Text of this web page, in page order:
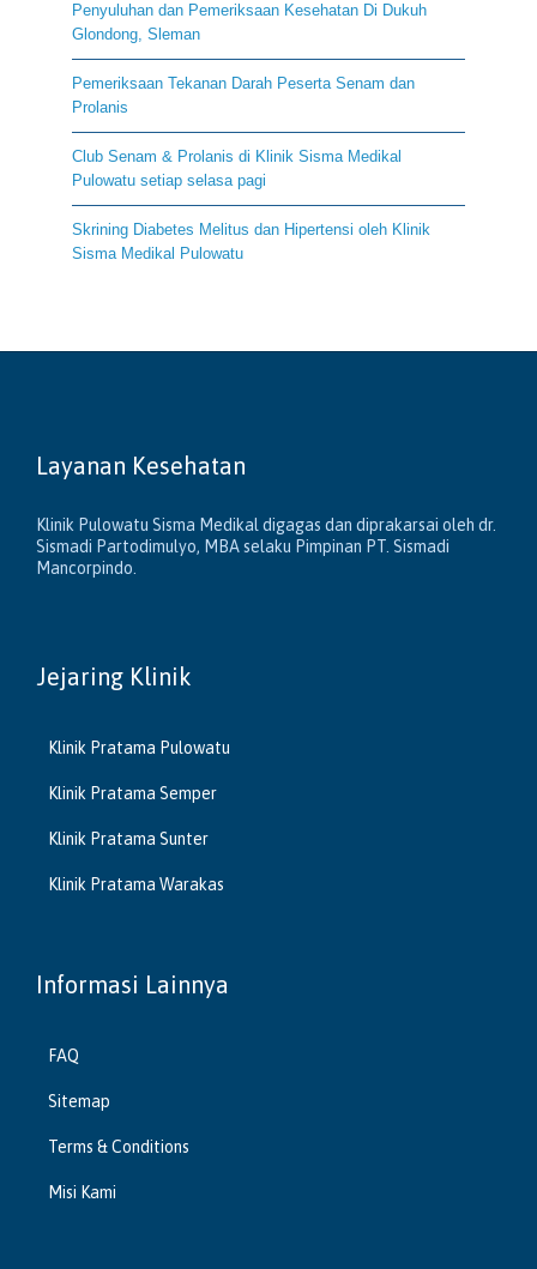
Penyuluhan dan Pemeriksaan Kesehatan Di Dukuh
Glondong, Sleman
Pemeriksaan Tekanan Darah Peserta Senam dan
Prolanis
Club Senam & Prolanis di Klinik Sisma Medikal
Pulowatu setiap selasa pagi
Skrining Diabetes Melitus dan Hipertensi oleh Klinik
Sisma Medikal Pulowatu
Layanan Kesehatan
Klinik Pulowatu Sisma Medikal digagas dan diprakarsai oleh dr.
Sismadi Partodimulyo, MBA selaku Pimpinan PT. Sismadi
Mancorpindo.
Jejaring Klinik
Klinik Pratama Pulowatu
Klinik Pratama Semper
Klinik Pratama Sunter
Klinik Pratama Warakas
Informasi Lainnya
FAQ
Sitemap
Terms & Conditions
Misi Kami